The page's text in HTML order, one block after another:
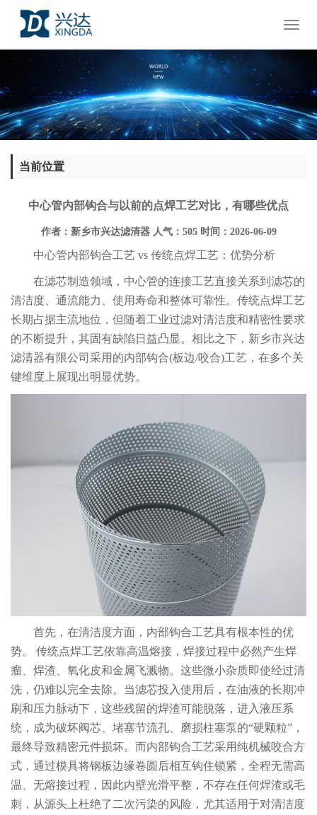
当前位置
中心管内部钩合与以前的点焊工艺对比，有哪些优点
作者：新乡市兴达滤清器 人气：505 时间：2026-06-09
中心管内部钩合工艺 vs 传统点焊工艺：优势分析
在滤芯制造领域，中心管的连接工艺直接关系到滤芯的
清洁度、通流能力、使用寿命和整体可靠性。传统点焊工艺
长期占据主流地位，但随着工业过滤对清洁度和精密性要求
的不断提升，其固有缺陷日益凸显。相比之下，新乡市兴达
滤清器有限公司采用的内部钩合(板边/咬合)工艺，在多个关
键维度上展现出明显优势。
首先，在清洁度方面，内部钩合工艺具有根本性的优
势。 传统点焊工艺依靠高温熔接，焊接过程中必然产生焊
瘤、焊渣、氧化皮和金属飞溅物。这些微小杂质即使经过清
洗，仍难以完全去除。当滤芯投入使用后，在油液的长期冲
刷和压力脉动下，这些残留的焊渣可能脱落，进入液压系
统，成为破坏阀芯、堵塞节流孔、磨损柱塞泵的“硬颗粒”，
最终导致精密元件损坏。而内部钩合工艺采用纯机械咬合方
式，通过模具将钢板边缘卷圆后相互钩住锁紧，全程无需高
温、无熔接过程，因此内壁光滑平整，不存在任何焊渣或毛
刺，从源头上杜绝了二次污染的风险，尤其适用于对清洁度